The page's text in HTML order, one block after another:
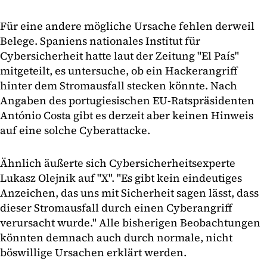
Für eine andere mögliche Ursache fehlen derweil
Belege. Spaniens nationales Institut für
Cybersicherheit hatte laut der Zeitung "El País"
mitgeteilt, es untersuche, ob ein Hackerangriff
hinter dem Stromausfall stecken könnte. Nach
Angaben des portugiesischen EU-Ratspräsidenten
António Costa gibt es derzeit aber keinen Hinweis
auf eine solche Cyberattacke.
Ähnlich äußerte sich Cybersicherheitsexperte
Lukasz Olejnik auf "X". "Es gibt kein eindeutiges
Anzeichen, das uns mit Sicherheit sagen lässt, dass
dieser Stromausfall durch einen Cyberangriff
verursacht wurde." Alle bisherigen Beobachtungen
könnten demnach auch durch normale, nicht
böswillige Ursachen erklärt werden.